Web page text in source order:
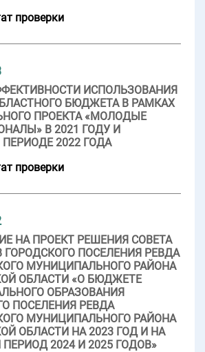
проверки
ИСПОЛЬЗОВАНИЯ
БЮДЖЕТА В РАМКАХ
ПРОЕКТА «МОЛОДЫЕ
В 2021 ГОДУ И
2022 ГОДА
проверки
НА ПРОЕКТ РЕШЕНИЯ СОВЕТА
ГОРОДСКОГО ПОСЕЛЕНИЯ РЕВДА
МУНИЦИПАЛЬНОГО РАЙОНА
ОБЛАСТИ «О БЮДЖЕТЕ
ОБРАЗОВАНИЯ
ПОСЕЛЕНИЯ РЕВДА
МУНИЦИПАЛЬНОГО РАЙОНА
ОБЛАСТИ НА 2023 ГОД И НА
2024 И 2025 ГОДОВ»